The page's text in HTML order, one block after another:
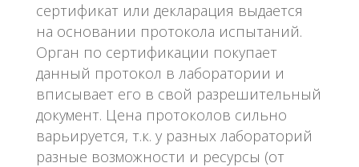
сертификат или декларация выдается
на основании протокола испытаний.
Орган по сертификации покупает
данный протокол в лаборатории и
вписывает его в свой разрешительный
документ. Цена протоколов сильно
варьируется, т.к. у разных лабораторий
разные возможности и ресурсы (от